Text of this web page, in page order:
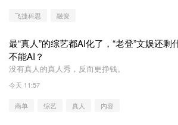
飞捷科思 融资
最“真人”的综艺都AI化了，“老登”文娱还剩
不能AI？
没有真人的真人秀，反而更挣钱。
今天 11:57
商单 综艺 真人 内容